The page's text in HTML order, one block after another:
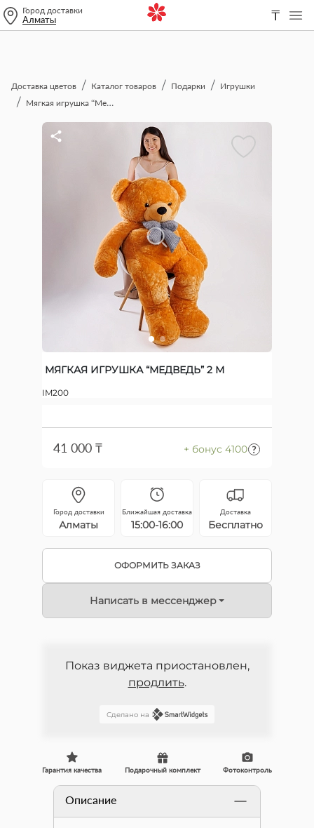
Город доставки
Алматы ₸
Доставка цветов Каталог товаров Подарки
Игрушки
Мягкая игрушка “Медведь” 2 м
МЯГКАЯ ИГРУШКА “МЕДВЕДЬ” 2 М
IM200
41 000 ₸ + бонус 4100
Город доставки
Алматы
Ближайшая доставка
15:00-16:00
Доставка
Бесплатно
ОФОРМИТЬ ЗАКАЗ
Написать в мессенджер
Показ виджета приостановлен,
продлить.
Сделано на
Гарантия качества Фотоконтроль
Подарочный комплект
Описание